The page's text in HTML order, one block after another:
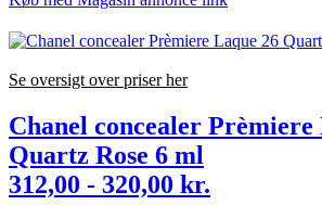
Se oversigt over priser her
Chanel concealer Prèmiere
Quartz Rose 6 ml
312,00 - 320,00 kr.